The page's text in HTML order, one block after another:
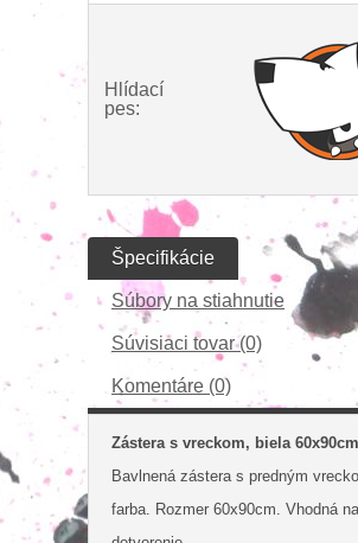
Hlídací
pes:
Špecifikácie
Súbory na stiahnutie
Súvisiaci tovar (0)
Komentáre (0)
Zástera s vreckom, biela 60x90cm
Bavlnená zástera s predným
farba. Rozmer 60x90cm. Vhodná